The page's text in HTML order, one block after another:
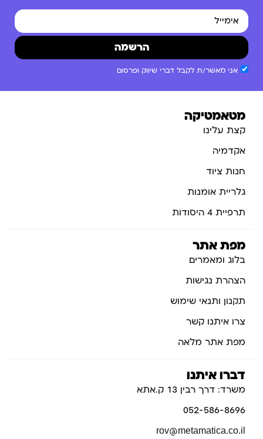
אני מאשר/ת לקבל דברי שיווק ופרסום
הרשמה
מטאמטיקה
קצת עלינו
אקדמיה
חנות ציוד
גלריית אומנות
תרפיית 4 היסודות
מפת אתר
בלוג ומאמרים
הצהרת נגישות
תקנון ותנאי שימוש
צרו איתנו קשר
מפת אתר מלאה
דברו איתנו
משרד: דרך רבין 13 ק.אתא
052-586-8696
rov@metamatica.co.il